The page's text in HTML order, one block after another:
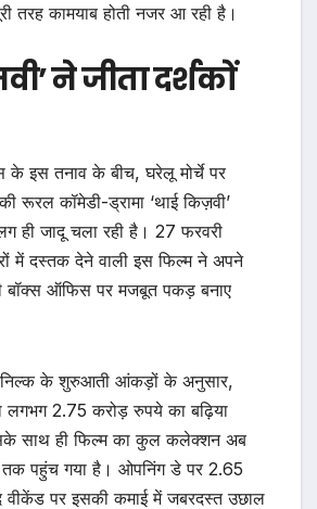
तरह कामयाब होती नजर आ रही है।
ने जीता दर्शकों
के इस तनाव के बीच, घरेलू मोर्चे पर
रूरल कॉमेडी-ड्रामा ‘थाई किज़वी’
ही जादू चला रही है। 27 फरवरी
में दस्तक देने वाली इस फिल्म ने अपने
बॉक्स ऑफिस पर मजबूत पकड़ बनाए
के शुरुआती आंकड़ों के अनुसार,
लगभग 2.75 करोड़ रुपये का बढ़िया
साथ ही फिल्म का कुल कलेक्शन अब
पहुंच गया है। ओपनिंग डे पर 2.65
वीकेंड पर इसकी कमाई में जबरदस्त उछाल